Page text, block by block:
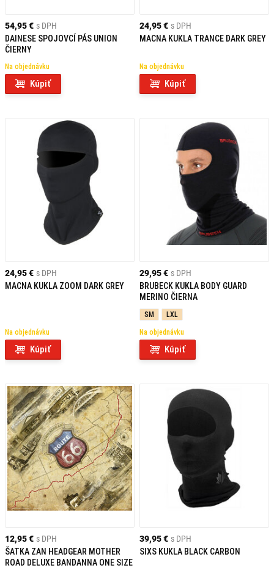
54,95 € s DPH
DAINESE SPOJOVCÍ PÁS UNION
ČIERNY
Na objednávku
Kúpiť
24,95 € s DPH
MACNA KUKLA TRANCE DARK GREY
Na objednávku
Kúpiť
24,95 € s DPH
MACNA KUKLA ZOOM DARK GREY
Na objednávku
Kúpiť
29,95 € s DPH
BRUBECK KUKLA BODY GUARD
MERINO ČIERNA
SM LXL
Na objednávku
Kúpiť
12,95 € s DPH
ŠATKA ZAN HEADGEAR MOTHER
ROAD DELUXE BANDANNA ONE SIZE
39,95 € s DPH
SIXS KUKLA BLACK CARBON